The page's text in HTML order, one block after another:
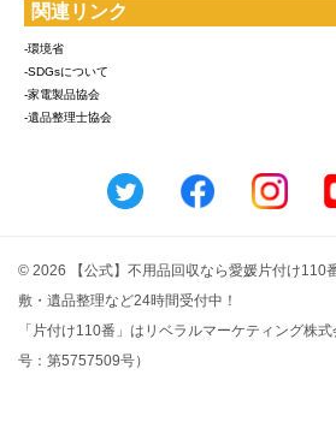
関連リンク
-環境省
-SDGsについて
-家電製品協会
-遺品整理士協会
© 2026 【公式】不用品回収なら愛媛片付け110
敷・遺品整理など24時間受付中！
「片付け110番」はリベラルマーケティング株
号：第5757509号）